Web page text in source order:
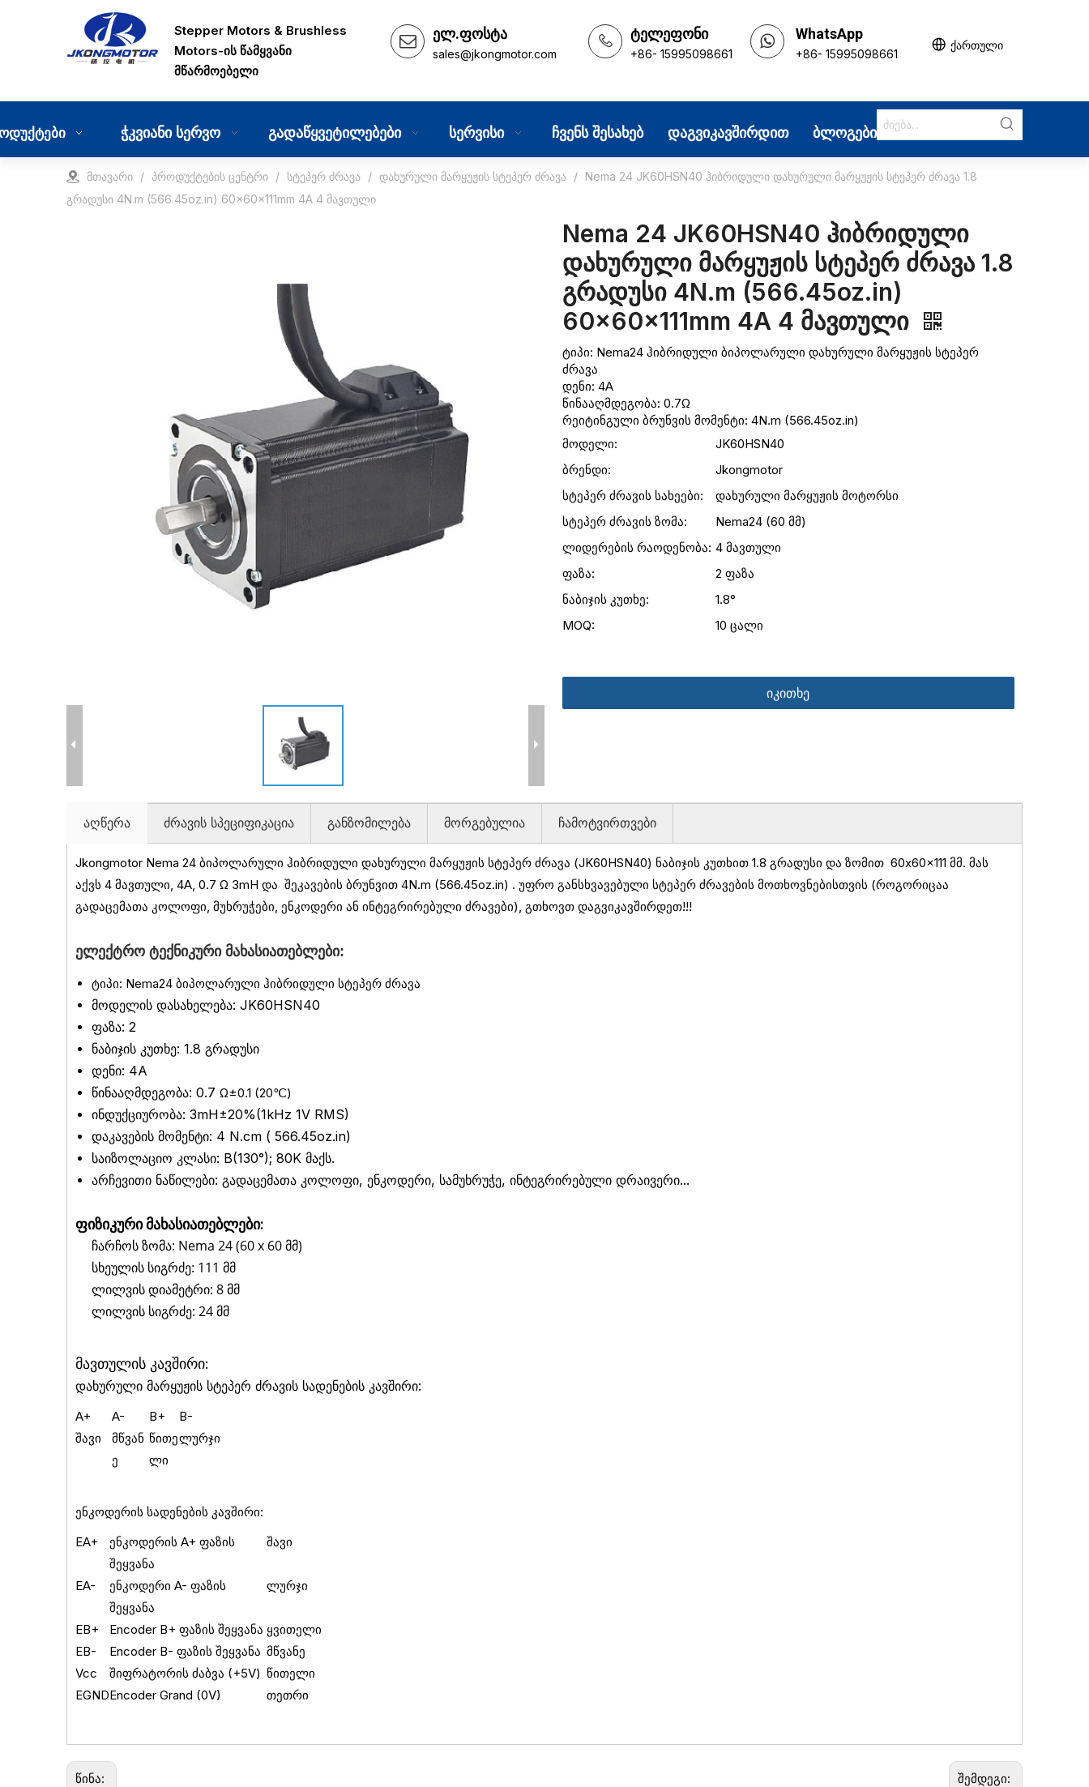
Stepper Motors & Brushless
Motors-ის წამყვანი
მწარმოებელი
ელ.ფოსტა
sales@jkongmotor.com
ტელეფონი
+86- 15995098661
WhatsApp
+86- 15995098661
ქართული
ჭკვიანი სერვო გადაწყვეტილებები სერვისი ჩვენს შესახებ დაგვიკავშირდით ბლოგები
მთავარი / პროდუქტების ცენტრი / სტეპერ ძრავა / დახურული მარყუჟის სტეპერ ძრავა / Nema 24 JK60HSN40 ჰიბრიდული დახურული მარყუჟის სტეპერ ძრავა 1.8
გრადუსი 4N.m (566.45oz.in) 60x60x111mm 4A 4 მავთული
Nema 24 JK60HSN40 ჰიბრიდული
დახურული მარყუჟის სტეპერ ძრავა 1.8
გრადუსი 4N.m (566.45oz.in)
60x60x111mm 4A 4 მავთული
ტიპი: Nema24 ჰიბრიდული ბიპოლარული დახურული მარყუჟის სტეპერ
ძრავა
დენი: 4A
წინააღმდეგობა: 0.7Ω
რეიტინგული ბრუნვის მომენტი: 4N.m (566.45oz.in)
მოდელი:
JK60HSN40
ბრენდი:
Jkongmotor
სტეპერ ძრავის სახეები:
დახურული მარყუჟის მოტორსი
სტეპერ ძრავის ზომა:
Nema24 (60 მმ)
ლიდერების რაოდენობა: 4 მავთული
ფაზა:
2 ფაზა
ნაბიჯის კუთხე:
1.8°
MOQ:
10 ცალი
იკითხე
აღწერა ძრავის სპეციფიკაცია განზომილება მორგებულია ჩამოტვირთვები
Jkongmotor Nema 24 ბიპოლარული ჰიბრიდული დახურული მარყუჟის სტეპერ ძრავა (JK60HSN40) ნაბიჯის კუთხით 1.8 გრადუსი და ზომით 60x60x111 მმ. მას
აქვს 4 მავთული, 4A, 0.7 Ω 3mH და შეკავების ბრუნვით 4N.m (566.45oz.in) . უფრო განსხვავებული სტეპერ ძრავების მოთხოვნებისთვის (როგორიცაა
გადაცემათა კოლოფი, მუხრუჭები, ენკოდერი ან ინტეგრირებული ძრავები), გთხოვთ დაგვიკავშირდეთ!!!
ელექტრო ტექნიკური მახასიათებლები:
ტიპი: Nema24 ბიპოლარული ჰიბრიდული სტეპერ ძრავა
მოდელის დასახელება: JK60HSN40
ფაზა: 2
ნაბიჯის კუთხე: 1.8 გრადუსი
დენი: 4A
წინააღმდეგობა: 0.7 Ω±0.1 (20℃)
ინდუქციურობა: 3mH±20%(1kHz 1V RMS)
დაკავების მომენტი: 4 N.cm ( 566.45oz.in)
საიზოლაციო კლასი: B(130°); 80K მაქს.
არჩევითი ნაწილები: გადაცემათა კოლოფი, ენკოდერი, სამუხრუჭე, ინტეგრირებული დრაივერი...
ფიზიკური მახასიათებლები:
ჩარჩოს ზომა: Nema 24 (60 x 60 მმ)
სხეულის სიგრძე: 111 მმ
ლილვის დიამეტრი: 8 მმ
ლილვის სიგრძე: 24 მმ
მავთულის კავშირი:
დახურული მარყუჟის სტეპერ ძრავის სადენების კავშირი:
A+ A- B+
B-
შავი
მწვან
ე
წითე
ლი
ლურჯი
ენკოდერის სადენების კავშირი:
EA+
ენკოდერის A+ ფაზის
შეყვანა
შავი
EA-
ენკოდერი A- ფაზის
შეყვანა
ლურჯი
EB+ Encoder B+ ფაზის შეყვანა ყვითელი
EB-
Encoder B- ფაზის შეყვანა მწვანე
Vcc
შიფრატორის ძაბვა (+5V) წითელი
EGNDEncoder Grand (0V) თეთრი
წინა: შემდეგი: